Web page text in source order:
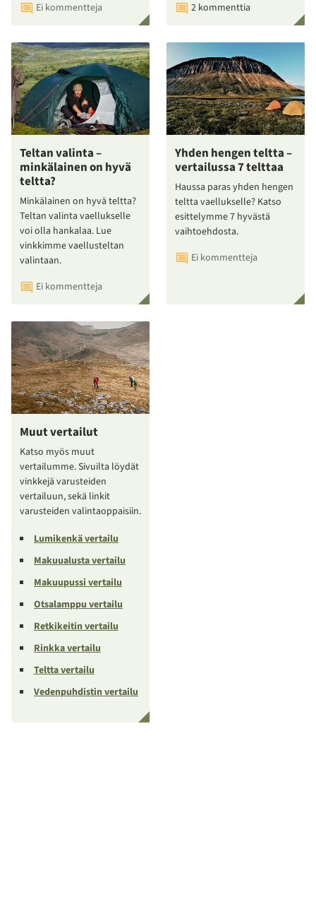
Ei kommentteja
2 kommenttia
Teltan valinta –
minkälainen on hyvä
teltta?
Minkälainen on hyvä teltta?
Teltan valinta vaellukselle
voi olla hankalaa. Lue
vinkkimme vaellusteltan
valintaan.
Ei kommentteja
Yhden hengen teltta –
vertailussa 7 telttaa
Haussa paras yhden hengen
teltta vaellukselle? Katso
esittelymme 7 hyvästä
vaihtoehdosta.
Ei kommentteja
Muut vertailut
Katso myös muut
vertailumme. Sivuilta löydät
vinkkejä varusteiden
vertailuun, sekä linkit
varusteiden valintaoppaisiin.
Lumikenkä vertailu
Makuualusta vertailu
Makuupussi vertailu
Otsalamppu vertailu
Retkikeitin vertailu
Rinkka vertailu
Teltta vertailu
Vedenpuhdistin vertailu